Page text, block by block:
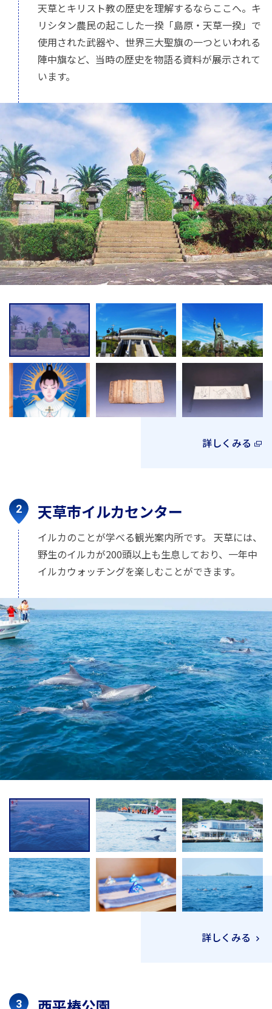
天草とキリスト教の歴史を理解するならここへ。キ
リシタン農民の起こした一揆「島原・天草一揆」で
使用された武器や、世界三大聖旗の一つといわれる
陣中旗など、当時の歴史を物語る資料が展示されて
います。
詳しくみる
天草市イルカセンター
イルカのことが学べる観光案内所です。 天草には、
野生のイルカが200頭以上も生息しており、一年中
イルカウォッチングを楽しむことができます。
詳しくみる